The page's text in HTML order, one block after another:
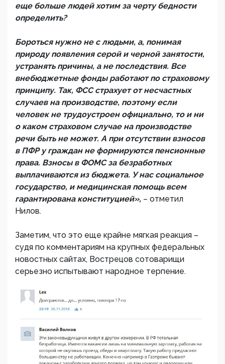
еще больше людей хотим за черту бедности
определить?
Бороться нужно не с людьми, а, понимая
природу появления серой и черной занятости,
устранять причины, а не последствия. Все
внебюджетные фонды работают по страховому
принципу. Так, ФСС страхует от несчастных
случаев на производстве, поэтому если
человек не трудоустроен официально, то и ни
о каком страховом случае на производстве
речи быть не может. А при отсутствии взносов
в ПФР у граждан не формируются пенсионные
права. Взносы в ФОМС за безработных
выплачиваются из бюджета. У нас социальное
государство, и медицинская помощь всем
гарантирована конституцией», – отметил
Нилов.
Заметим, что это еще крайне мягкая реакция –
судя по комментариям на крупных федеральных
новостных сайтах, Вострецов сотоварищи
серьезно испытывают народное терпение.